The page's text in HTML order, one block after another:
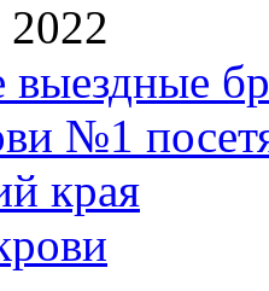
2022
выездные
№1
края